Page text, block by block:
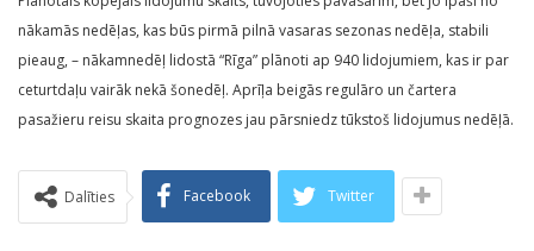
nākamās nedēļas, kas būs pirmā pilnā vasaras sezonas nedēļa, stabili
pieaug, – nākamnedēļ lidostā “Rīga” plānoti ap 940 lidojumiem, kas ir par
ceturtdaļu vairāk nekā šonedēļ. Aprīļa beigās regulāro un čartera
pasažieru reisu skaita prognozes jau pārsniedz tūkstoš lidojumus nedēļā.
Dalīties Facebook Twitter